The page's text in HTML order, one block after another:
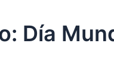
Día